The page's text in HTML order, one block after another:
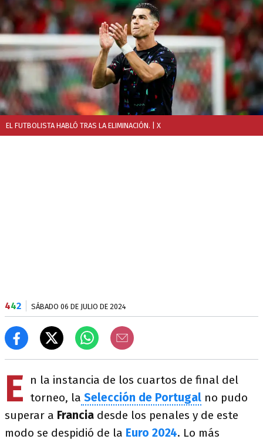
EL FUTBOLISTA HABLÓ TRAS LA ELIMINACIÓN. | X
442 SÁBADO 06 DE JULIO DE 2024
E
n la instancia de los cuartos de final del
torneo, la Selección de Portugal no pudo
superar a Francia desde los penales y de este
modo se despidió de la Euro 2024. Lo más